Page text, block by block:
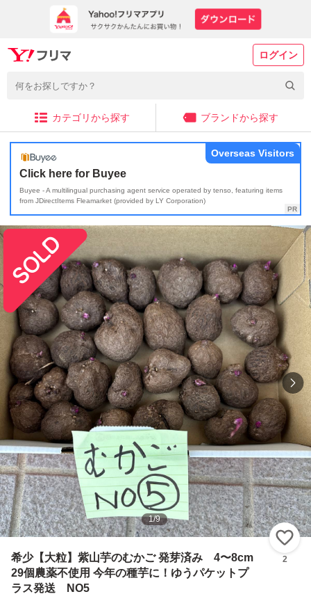
ログイン
カテゴリから探す ブランドから探す
Click here for Buyee
Buyee - A multilingual purchasing agent service operated by tenso, featuring items
from JDirectItems Fleamarket (provided by LY Corporation)
Overseas Visitors
1/9
希少【大粒】紫山芋のむかご 発芽済み 4〜8cm
29個農薬不使用 今年の種芋に！ゆうパケットプ
ラス発送 NO5
2